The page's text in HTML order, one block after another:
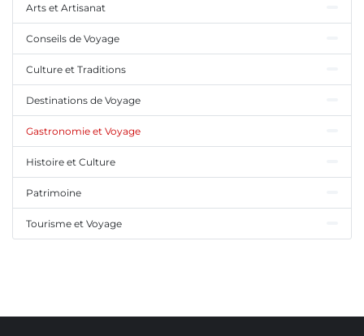
Arts et Artisanat
Conseils de Voyage
Culture et Traditions
Destinations de Voyage
Gastronomie et Voyage
Histoire et Culture
Patrimoine
Tourisme et Voyage